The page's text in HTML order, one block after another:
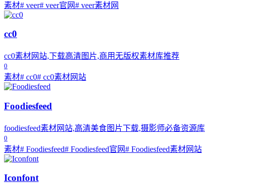
素材# veer# veer官网# veer素材网
cc0
cc0素材网站,下载高清图片,商用无版权素材库推荐
0
素材# cc0# cc0素材网站
Foodiesfeed
foodiesfeed素材网站,高清美食图片下载,摄影师必备资源库
0
素材# Foodiesfeed# Foodiesfeed官网# Foodiesfeed素材网站
Iconfont